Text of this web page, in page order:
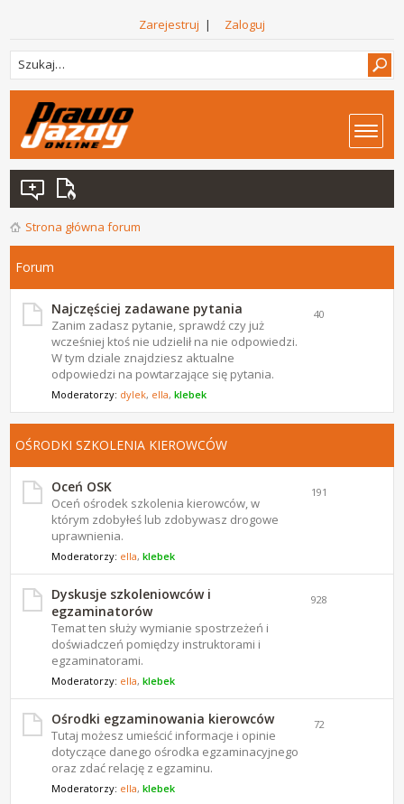
Zarejestruj | Zaloguj
Strona główna forum
Forum
Najczęściej zadawane pytania
Zanim zadasz pytanie, sprawdź czy już
wcześniej ktoś nie udzielił na nie odpowiedzi.
W tym dziale znajdziesz aktualne
odpowiedzi na powtarzające się pytania.
Moderatorzy: dylek, ella,klebek
40
OŚRODKI SZKOLENIA KIEROWCÓW
Oceń OSK
Oceń ośrodek szkolenia kierowców, w
którym zdobyłeś lub zdobywasz drogowe
uprawnienia.
Moderatorzy: ella,klebek
191
Dyskusje szkoleniowców i
egzaminatorów
Temat ten służy wymianie spostrzeżeń i
doświadczeń pomiędzy instruktorami i
egzaminatorami.
Moderatorzy: ella,klebek
928
Ośrodki egzaminowania kierowców
Tutaj możesz umieścić informacje i opinie
dotyczące danego ośrodka egzaminacyjnego
oraz zdać relację z egzaminu.
Moderatorzy: ella,klebek
72